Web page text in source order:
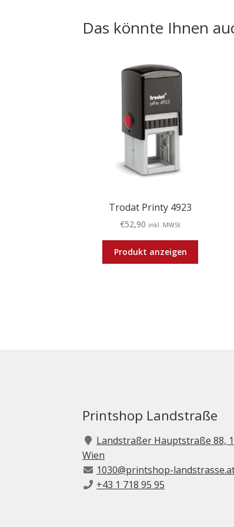
Das könnte Ihnen
Trodat Printy 4923
€52,90 inkl. MWSt
Produkt anzeigen
Printshop Landstraße
Landstraßer Hauptstraße 88,
Wien
1030@printshop-
+43 1 718 95 95